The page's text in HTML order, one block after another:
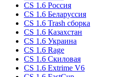
CS 1.6 Россия
CS 1.6 Беларуссия
CS 1.6 Trash сборка
CS 1.6 Казахстан
CS 1.6 Украина
CS 1.6 Rage
CS 1.6 Скиловая
CS 1.6 Extrime V6